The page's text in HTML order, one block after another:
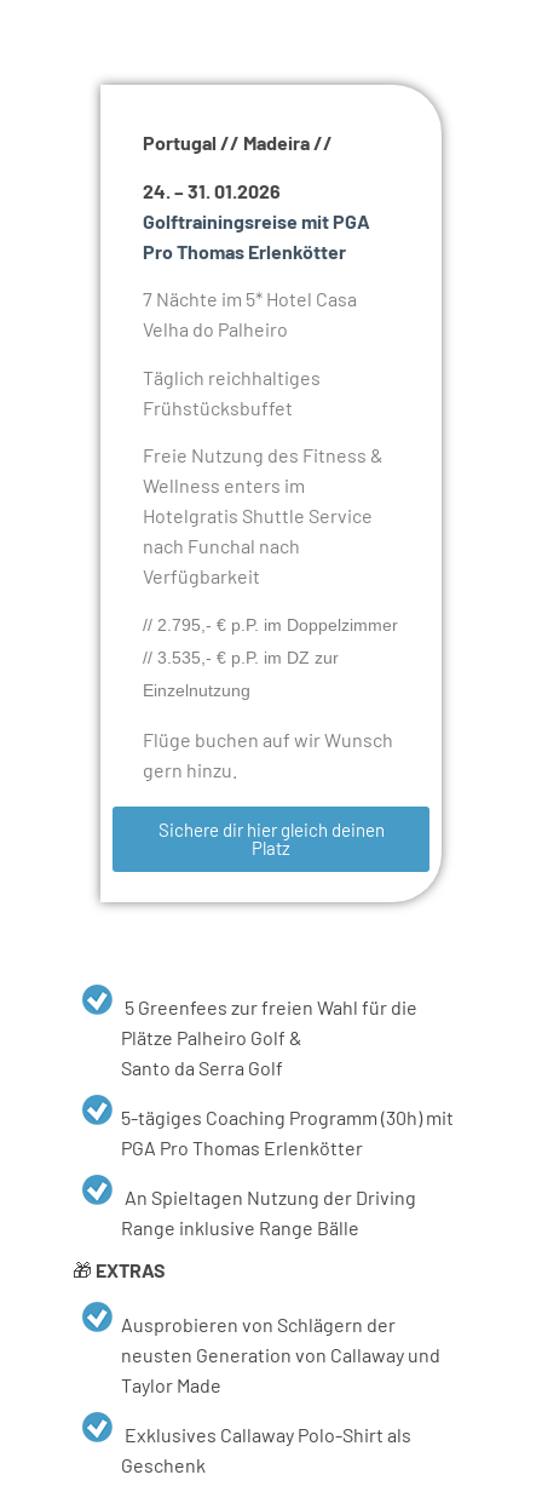
Portugal // Madeira //
24. – 31. 01.2026
Golftrainingsreise mit PGA
Pro Thomas Erlenkötter
7 Nächte im 5* Hotel Casa
Velha do Palheiro
Täglich reichhaltiges
Frühstücksbuffet
Freie Nutzung des Fitness &
Wellness enters im
Hotelgratis Shuttle Service
nach Funchal nach
Verfügbarkeit
// 2.795,- € p.P. im Doppelzimmer
// 3.535,- € p.P. im DZ zur
Einzelnutzung
Flüge buchen auf wir Wunsch
gern hinzu.
Sichere dir hier gleich deinen
Platz
5 Greenfees zur freien Wahl für die
Plätze Palheiro Golf &
Santo da Serra Golf
5-tägiges Coaching Programm (30h) mit
PGA Pro Thomas Erlenkötter
An Spieltagen Nutzung der Driving
Range inklusive Range Bälle
🎁 EXTRAS
Ausprobieren von Schlägern der
neusten Generation von Callaway und
Taylor Made
Exklusives Callaway Polo-Shirt als
Geschenk